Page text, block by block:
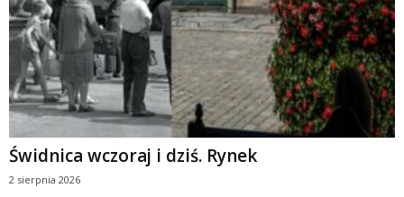
Świdnica wczoraj i dziś. Rynek
2 sierpnia 2026